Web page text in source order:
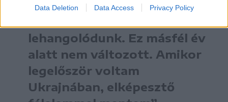
Data Deletion Data Access Privacy Policy
amikor beszélünk róla,
lehangolódunk. Ez másfél év
alatt nem változott. Amikor
legelőször voltam
Ukrajnában, elképesztő